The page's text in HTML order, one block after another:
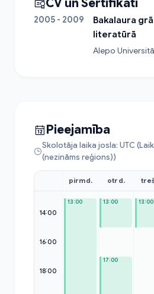
CV un Sertifikāti
2005 - 2009
Bakalaura
literatūrā
Alepo
Pieejamība
Skolotāja laika josla: UTC
(nezināms reģions))
14:00
16:00
18:00
pirmd.
13:00
otrd.
13:00
17:00
13:00